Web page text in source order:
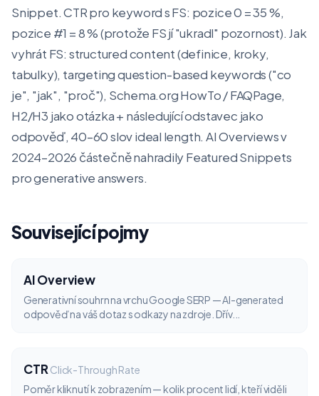
Snippet. CTR pro keyword s FS: pozice 0 = 35 %,
pozice #1 = 8 % (protože FS jí "ukradl" pozornost). Jak
vyhrát FS: structured content (definice, kroky,
tabulky), targeting question-based keywords ("co
je", "jak", "proč"), Schema.org HowTo / FAQPage,
H2/H3 jako otázka + následující odstavec jako
odpověď, 40–60 slov ideal length. AI Overviews v
2024–2026 částečně nahradily Featured Snippets
pro generative answers.
Související pojmy
AI Overview
Generativní souhrn na vrchu Google SERP — AI-generated
odpověď na váš dotaz s odkazy na zdroje. Dřív...
CTR Click-Through Rate
Poměr kliknutí k zobrazením — kolik procent lidí, kteří viděli